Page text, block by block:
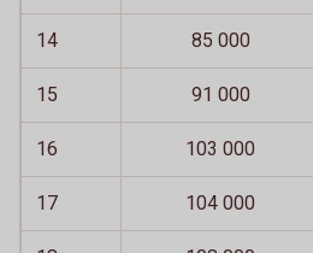
14 85 000
15 91 000
16 103 000
17 104 000